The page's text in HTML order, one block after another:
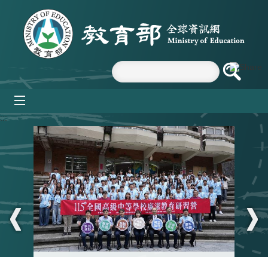
跳到主要內容區塊
:::